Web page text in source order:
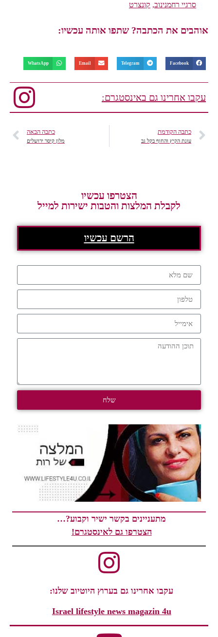
סרגיי רחמנינוב, קונצרט
אוהבים את הכתבה? שתפו אותה עכשיו:
Facebook
Telegram
Email
WhatsApp
עקבו אחרינו גם באינסטגרם:
כתבה הקודמת
עונת הקיץ והחוף בקל גב
כתבה הבאה
מלון קיסר ירושלים
הצטרפו עכשיו
לקבלת המלצות והטבות ישירות למייל
הרשם עכשיו
שלח
מתעניינים בקשר ישיר וקבוע?…
הצטרפו גם לאינסטגרם!
עקבו אחרינו גם בערוץ היוטיוב שלנו:
Israel lifestyle news magazin 4u